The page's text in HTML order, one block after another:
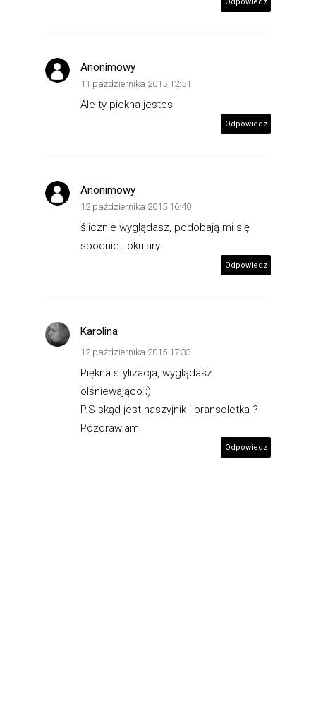
Anonimowy
11 października 2015 12:51
Ale ty piekna jestes
Odpowiedz
Anonimowy
12 października 2015 16:40
ślicznie wyglądasz, podobają mi się
spodnie i okulary
Odpowiedz
Karolina
12 października 2015 17:33
Piękna stylizacja, wyglądasz
olśniewająco ;)
P.S skąd jest naszyjnik i bransoletka ?
Pozdrawiam
Odpowiedz